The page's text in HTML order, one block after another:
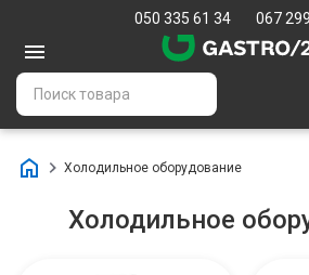
050 335 61 34 067
Холодильное оборудование
Холодильное